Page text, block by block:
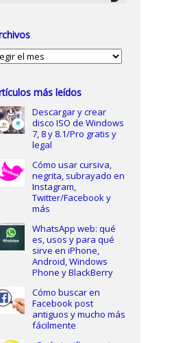
más leídos
Descargar y crear
disco ISO de Windows
7, 8 y 8.1/Pro gratis y
legal
Cómo usar cursiva,
negrita, subrayado en
Instagram,
Twitter/Facebook y
más
WhatsApp web: qué
es, usos y para qué
sirve en iPhone,
Android, Windows
Phone y BlackBerry
Cómo buscar en
Facebook post
antiguos y mucho más
fácilmente